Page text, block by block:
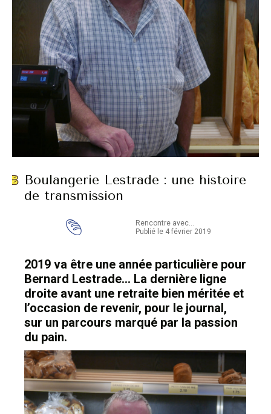
Boulangerie Lestrade : une histoire
de transmission
Rencontre avec...
Publié le 4 février 2019
2019 va être une année particulière pour
Bernard Lestrade… La dernière ligne
droite avant une retraite bien méritée et
l’occasion de revenir, pour le journal,
sur un parcours marqué par la passion
du pain.